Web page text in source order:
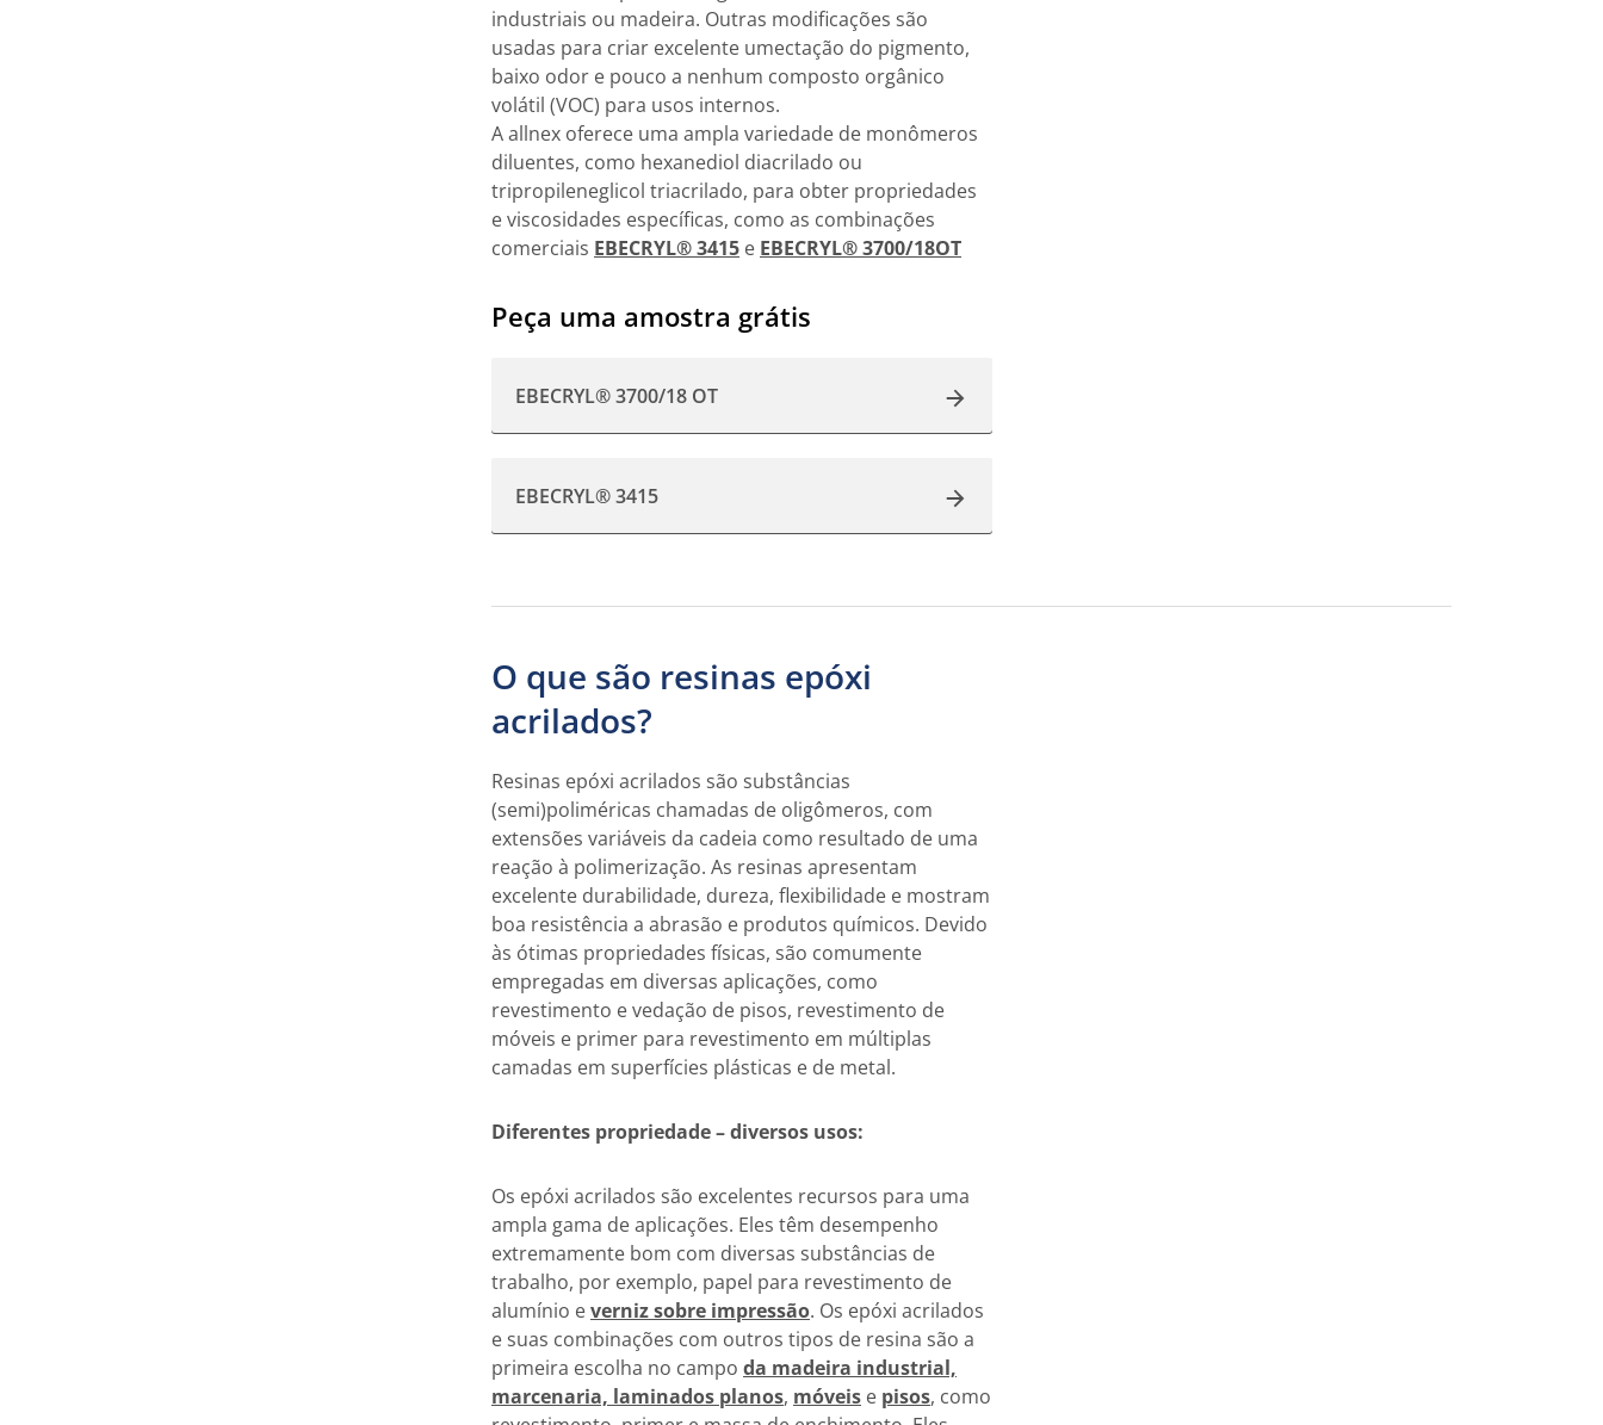
industriais ou madeira. Outras modificações são
usadas para criar excelente umectação do pigmento,
baixo odor e pouco a nenhum composto orgânico
volátil (VOC) para usos internos.
A allnex oferece uma ampla variedade de monômeros
diluentes, como hexanediol diacrilado ou
tripropileneglicol triacrilado, para obter propriedades
e viscosidades específicas, como as combinações
comerciais EBECRYL® 3415 e EBECRYL® 3700/18OT
Peça uma amostra grátis
EBECRYL® 3700/18 OT
EBECRYL® 3415
O que são resinas epóxi
acrilados?
Resinas epóxi acrilados são substâncias
(semi)poliméricas chamadas de oligômeros, com
extensões variáveis da cadeia como resultado de uma
reação à polimerização. As resinas apresentam
excelente durabilidade, dureza, flexibilidade e mostram
boa resistência a abrasão e produtos químicos. Devido
às ótimas propriedades físicas, são comumente
empregadas em diversas aplicações, como
revestimento e vedação de pisos, revestimento de
móveis e primer para revestimento em múltiplas
camadas em superfícies plásticas e de metal.
Diferentes propriedade – diversos usos:
Os epóxi acrilados são excelentes recursos para uma
ampla gama de aplicações. Eles têm desempenho
extremamente bom com diversas substâncias de
trabalho, por exemplo, papel para revestimento de
alumínio everniz sobre impressão. Os epóxi acrilados
e suas combinações com outros tipos de resina são a
primeira escolha no campo da madeira industrial,
marcenaria, laminados planos, móveis e pisos, como